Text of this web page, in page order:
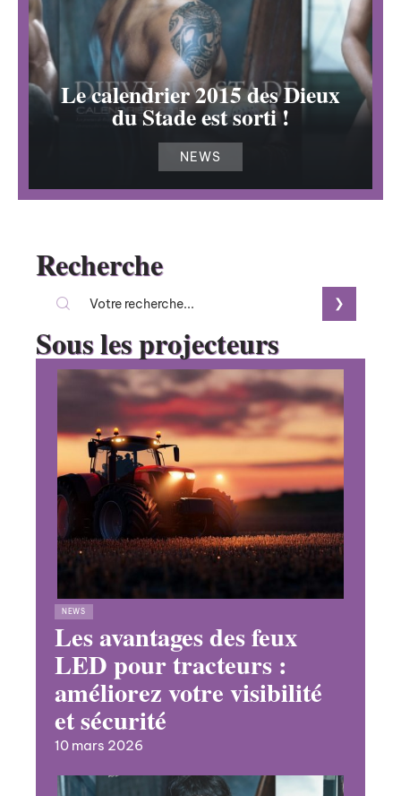
Le calendrier 2015 des Dieux
du Stade est sorti !
NEWS
Recherche
Sous les projecteurs
NEWS
Les avantages des feux
LED pour tracteurs :
améliorez votre visibilité
et sécurité
10 mars 2026